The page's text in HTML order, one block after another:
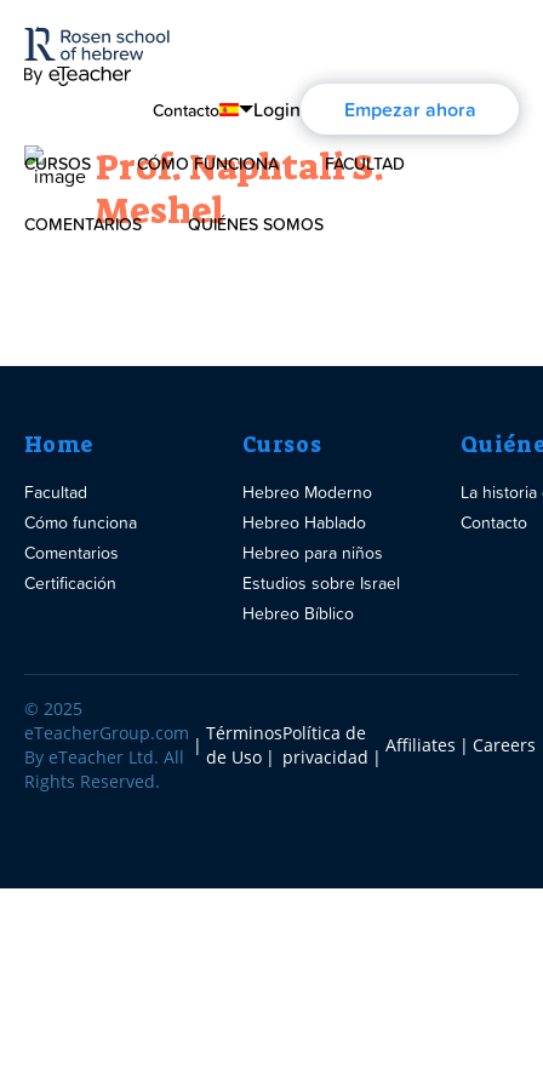
Contacto
English
Português
Deutsch
Login Empezar ahora
CURSOS
Hebreo Moderno
Hebreo para niños
Estudios sobre Israel
Hebreo Bíblico
CÓMO FUNCIONA FACULTAD
COMENTARIOS QUIÉNES SOMOS
La historia de Aharon Rosen
Certificación
Contacto
Blog
Prof. Naphtali S.
Meshel
Home
Facultad
Cómo funciona
Comentarios
Certificación
Cursos
Hebreo Moderno
Hebreo Hablado
Hebreo para niños
Estudios sobre Israel
Hebreo Bíblico
La
Contacto
© 2025
eTeacherGroup.com
By eTeacher Ltd. All
Rights Reserved.
Términos
de Uso
Política de
privacidad
Affiliates Careers